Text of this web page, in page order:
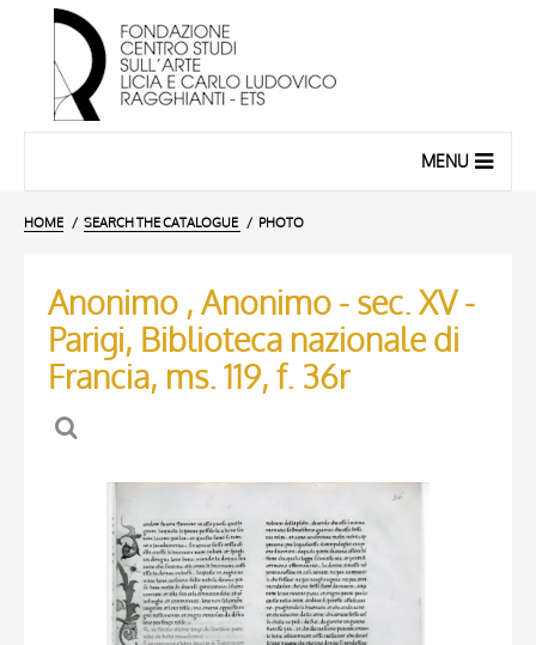
MENU
HOME SEARCH THE CATALOGUE PHOTO
Anonimo , Anonimo - sec. XV -
Parigi, Biblioteca nazionale di
Francia, ms. 119, f. 36r